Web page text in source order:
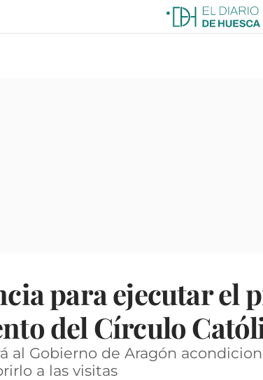
para ejecutar el
del Círculo
al Gobierno de Aragón
a las visitas